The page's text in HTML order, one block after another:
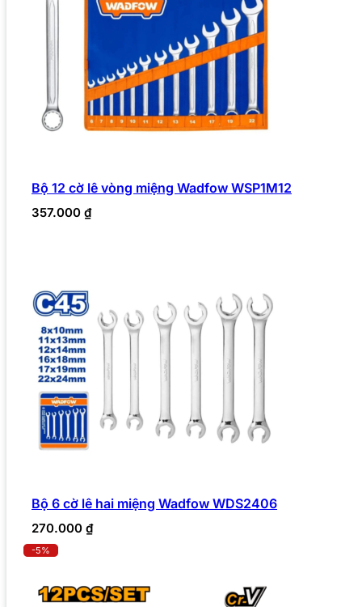
Bộ 12 cờ lê vòng miệng Wadfow WSP1M12
357.000 ₫
Bộ 6 cờ lê hai miệng Wadfow WDS2406
270.000 ₫
-5%